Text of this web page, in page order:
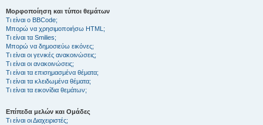
Μορφοποίηση και τύποι θεμάτων
Τι είναι ο BBCode;
Μπορώ να χρησιμοποιήσω HTML;
Τι είναι τα Smilies;
Μπορώ να δημοσιεύω εικόνες;
Τι είναι οι γενικές ανακοινώσεις;
Τι είναι οι ανακοινώσεις;
Τι είναι τα επισημασμένα θέματα;
Τι είναι τα κλειδωμένα θέματα;
Τι είναι τα εικονίδια θεμάτων;
Επίπεδα μελών και Ομάδες
Τι είναι οι Διαχειριστές;